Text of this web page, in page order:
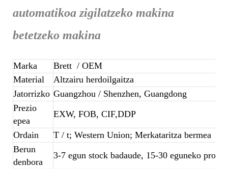
automatikoa zigilatzeko makina
betetzeko makina
Marka Brett / OEM
Material
Altzairu herdoilgaitza
Jatorrizko Guangzhou / Shenzhen, Guangdong
Prezio
epea
EXW, FOB, CIF,DDP
Ordain
T / t; Western Union; Merkataritza bermea
Berun
denbora
3-7 egun stock badaude, 15-30 eguneko